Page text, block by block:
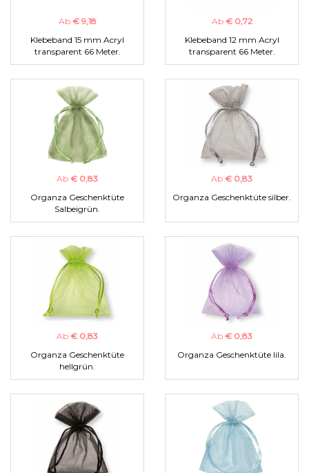
Ab € 9,18
Klebeband 15 mm Acryl
transparent 66 Meter.
Ab € 0,72
Klebeband 12 mm Acryl
transparent 66 Meter.
Ab € 0,83
Organza Geschenktüte
Salbeigrün.
Ab € 0,83
Organza Geschenktüte silber.
Ab € 0,83
Organza Geschenktüte
hellgrün.
Ab € 0,83
Organza Geschenktüte lila.